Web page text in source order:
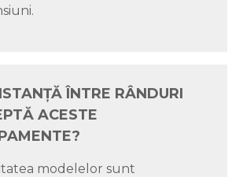
ÎNTRE RÂNDURI
ACESTE
modelelor sunt